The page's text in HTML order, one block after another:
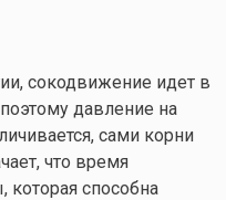
сокодвижение идет в
давление на
сами корни
что время
которая способна